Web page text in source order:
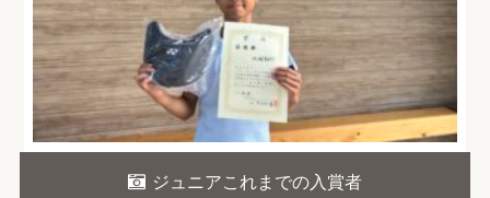
ジュニアこれまでの入賞者